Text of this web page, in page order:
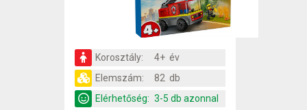
Korosztály:
4+ év
Elemszám:
82 db
Elérhetőség: 3-5 db azonnal